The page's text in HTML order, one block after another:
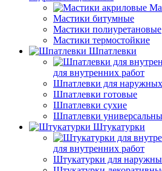
Мастики битумные
Мастики полиуретановые
Мастики термостойкие
Шпатлевки
для внутренних работ
Шпатлевки для
Шпатлевки готовые
Шпатлевки сухие
Шпатлевки
Штукатурки
для внутренних работ
Штукатурки для